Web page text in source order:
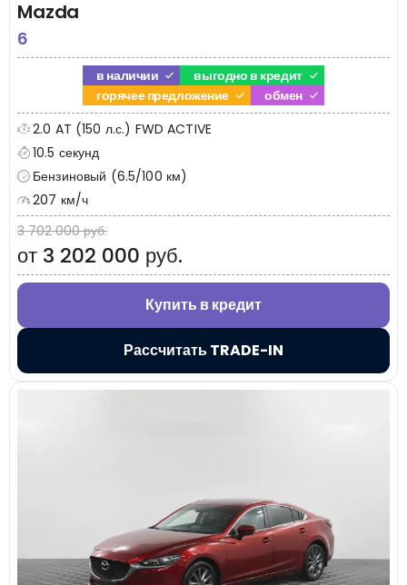
Mazda
6
в наличии
выгодно в кредит
горячее предложение
обмен
2.0 AT (150 л.с.) FWD ACTIVE
10.5 секунд
Бензиновый (6.5/100 км)
207 км/ч
3 702 000 руб.
от 3 202 000 руб.
Купить в кредит
Рассчитать TRADE-IN